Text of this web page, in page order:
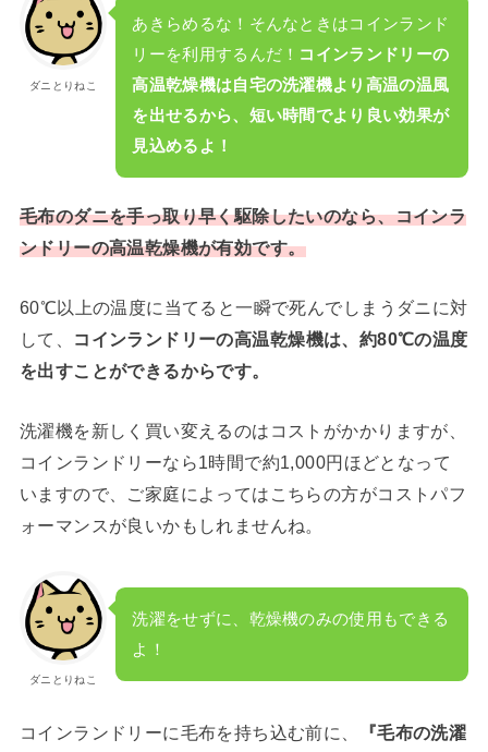
ダニとりねこ
あきらめるな！そんなときはコインランド
リーを利用するんだ！ コインランドリーの
高温乾燥機は自宅の洗濯機より高温の温風
を出せるから、短い時間でより良い効果が
見込めるよ！
毛布のダニを手っ取り早く駆除したいのなら、コインラ
ンドリーの高温乾燥機が有効です。
60℃以上の温度に当てると一瞬で死んでしまうダニに対
して、
コインランドリーの高温乾燥機は、約80℃の温度
を出すことができるからです。
洗濯機を新しく買い変えるのはコストがかかりますが、
コインランドリーなら1時間で約1,000円ほどとなって
いますので、ご家庭によってはこちらの方がコストパフ
ォーマンスが良いかもしれませんね。
ダニとりねこ
洗濯をせずに、乾燥機のみの使用もできる
よ！
コインランドリーに毛布を持ち込む前に、
『毛布の洗濯